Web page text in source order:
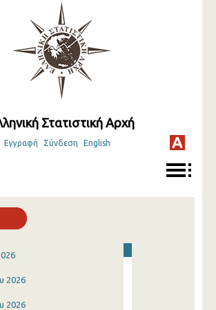
Στατιστική Αρχή
Εγγραφή Σύνδεση English
2026
2026